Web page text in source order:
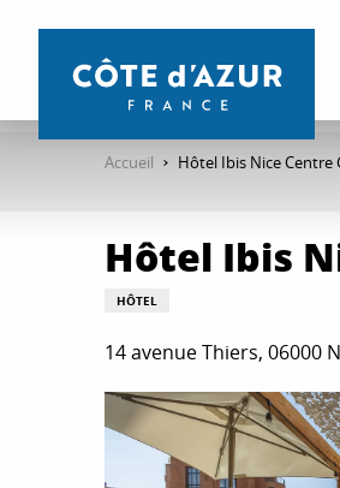
contenu
Accueil Hôtel Ibis Nice Centre
Hôtel Ibis
HÔTEL
14 avenue Thiers, 06000